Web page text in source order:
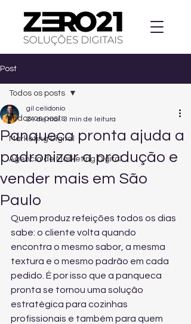
Post
Todos os posts
Marketing Digital
Agencia de Marketing Digital
Todos os posts
Panqueca pronta ajuda a
padronizar a produção e
vender mais em São
Paulo
gil celidonio
24 de mai. 3 min de leitura
Quem produz refeições todos os dias
sabe: o cliente volta quando
encontra o mesmo sabor, a mesma
textura e o mesmo padrão em cada
pedido. É por isso que a panqueca
pronta se tornou uma solução
estratégica para cozinhas
profissionais e também para quem